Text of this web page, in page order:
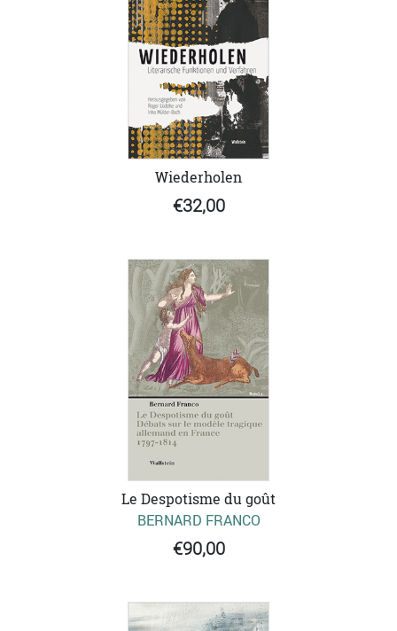
Wiederholen
€32,00
Le Despotisme du goût
BERNARD FRANCO
€90,00